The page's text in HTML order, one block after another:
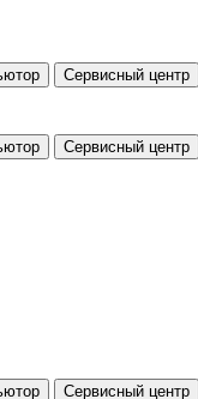
Сервисный центр
Сервисный центр
Сервисный центр